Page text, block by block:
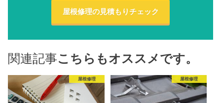
屋根修理の見積もりチェック
関連記事こちらもオススメです。
屋根修理 屋根修理